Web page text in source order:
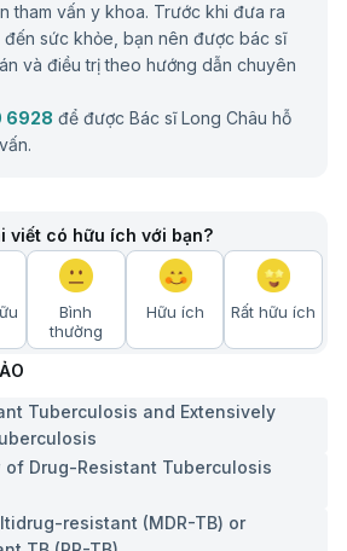
xét nghiệm độ nhạy với thuốc để lựa chọn thuốc
điều trị lao đa kháng thuốc
và phòng ngừa lao đa kháng
hoạt có thể giúp bạn hạn chế
kháng thuốc
tiến của lao đa kháng thuốc,
lành mạnh và chế độ dinh dưỡng
tham vấn y khoa. Trước khi đưa ra
sức khỏe, bạn nên được bác sĩ
và điều trị theo hướng dẫn chuyên
6928 để được Bác sĩ Long Châu hỗ
viết có hữu ích với bạn?
Bình
thường
Hữu ích Rất hữu ích
Tuberculosis and Extensively
of Drug-Resistant Tuberculosis
resistant (MDR-TB) or